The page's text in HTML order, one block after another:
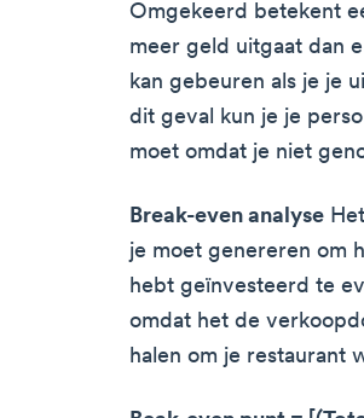
Omgekeerd betekent
meer geld uitgaat dan
kan gebeuren als je je
dit geval kun je je
moet omdat je niet
Break-even analyse
je moet genereren om
hebt geïnvesteerd te
omdat het de
halen om je restaurant